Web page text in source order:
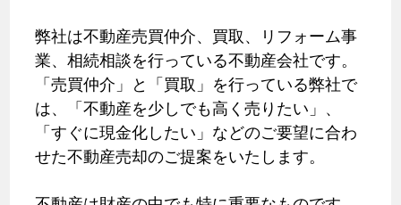
弊社は不動産売買仲介、買取、リフォーム事
業、相続相談を行っている不動産会社です。
「売買仲介」と「買取」を行っている弊社で
は、「不動産を少しでも高く売りたい」、
「すぐに現金化したい」などのご要望に合わ
せた不動産売却のご提案をいたします。